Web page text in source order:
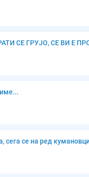
СЕ ГРУЈО, СЕ ВИ Е
сега се на ред